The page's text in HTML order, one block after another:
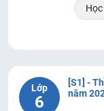
Lớp
6
[S1] -
năm